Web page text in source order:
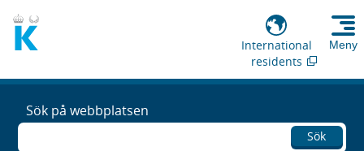
International
residents
Meny
Sök på webbplatsen
Sök